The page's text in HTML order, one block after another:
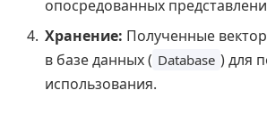
опосредованных
Хранение: Полученные
в базе данных ( Database ) для
использования.